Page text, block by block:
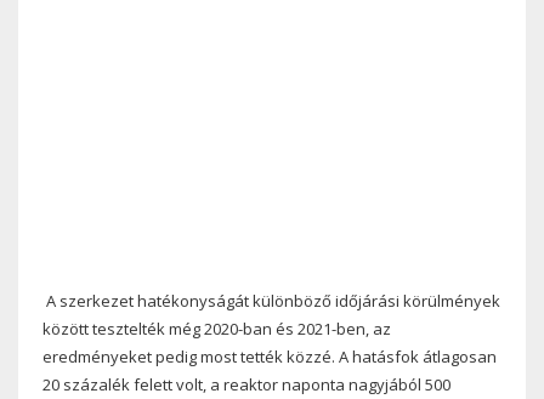
A szerkezet hatékonyságát különböző időjárási körülmények
között tesztelték még 2020-ban és 2021-ben, az
eredményeket pedig most tették közzé. A hatásfok átlagosan
20 százalék felett volt, a reaktor naponta nagyjából 500